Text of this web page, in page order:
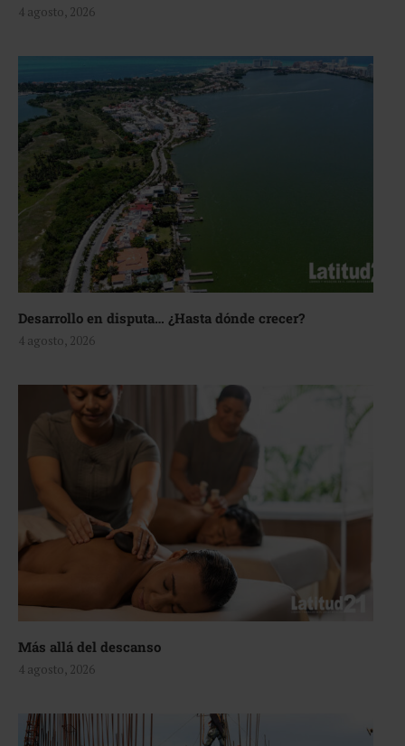
4 agosto, 2026
Desarrollo en disputa… ¿Hasta dónde crecer?
4 agosto, 2026
Más allá del descanso
4 agosto, 2026